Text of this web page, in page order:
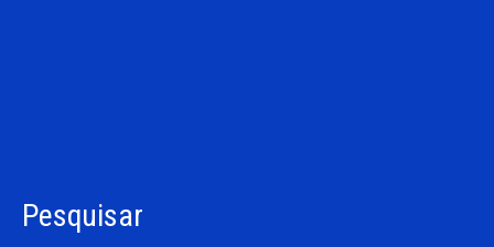
Pesquisar
C